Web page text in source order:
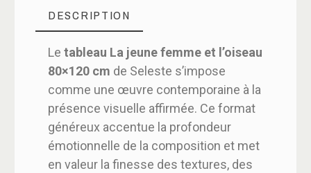
DESCRIPTION
Le tableau La jeune femme et l’oiseau
80×120 cm de Seleste s’impose
comme une œuvre contemporaine à la
présence visuelle affirmée. Ce format
généreux accentue la profondeur
émotionnelle de la composition et met
en valeur la finesse des textures, des